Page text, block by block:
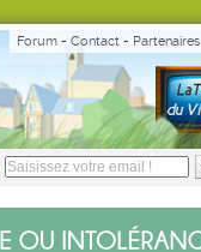
Forum - Contact - Partenaires